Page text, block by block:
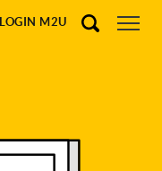
LOGIN M2U